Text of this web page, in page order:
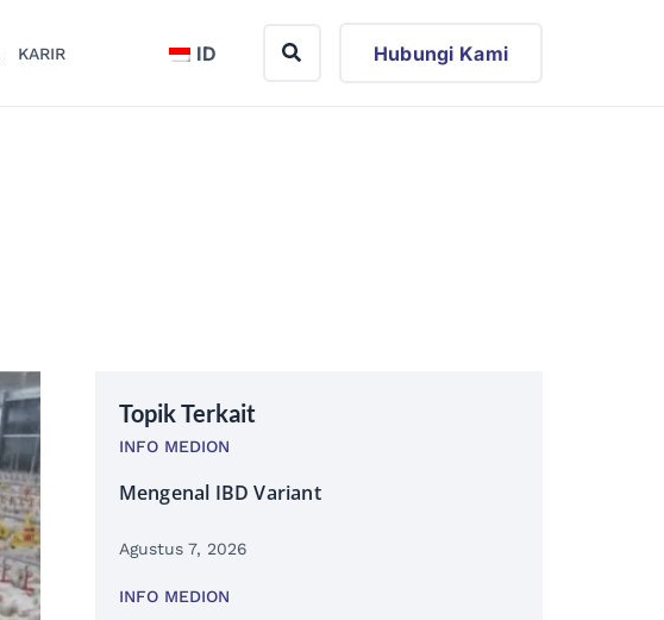
KARIR ID Hubungi Kami
Topik Terkait
INFO MEDION
Mengenal IBD Variant
Agustus 7, 2026
INFO MEDION